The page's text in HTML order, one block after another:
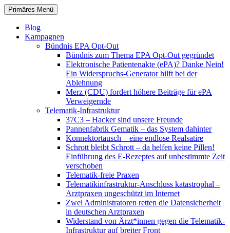
Zum
Inhalt
springen
patientenrechte-datenschutz.de
Suchen
Primäres Menü
Blog
Kampagnen
Bündnis EPA Opt-Out
Bündnis zum Thema EPA Opt-Out gegründet
Elektronische Patientenakte (ePA)? Danke Nein!
Ein Widerspruchs-Generator hilft bei der
Ablehnung
Merz (CDU) fordert höhere Beiträge für ePA
Verweigernde
Telematik-Infrastruktur
37C3 – Hacker sind unsere Freunde
Pannenfabrik Gematik – das System dahinter
Konnektortausch – eine endlose Realsatire
Schrott bleibt Schrott – da helfen keine Pillen!
Einführung des E-Rezeptes auf unbestimmte Zeit
verschoben
Telematik-freie Praxen
Telematikinfrastruktur-Anschluss katastrophal –
Arztpraxen ungeschützt im Internet
Zwei Administratoren retten die Datensicherheit
in deutschen Arztpraxen
Widerstand von Ärzt*innen gegen die Telematik-
Infrastruktur auf breiter Front